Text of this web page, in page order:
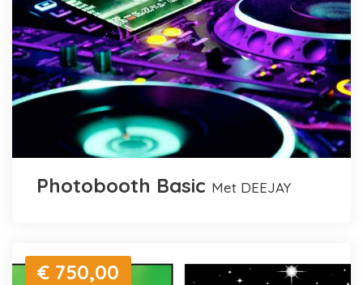
Photobooth Basic met DEEJAY
€ 750,00